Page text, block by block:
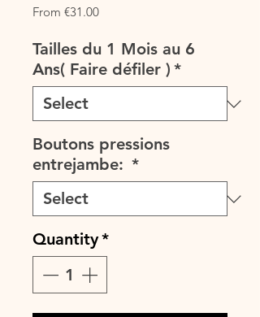
From €31.00Sale
Tailles du 1 Mois au 6
Ans( Faire défiler ) *
Boutons pressions
entrejambe: *
Quantity*